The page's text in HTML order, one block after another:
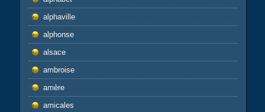
alphaville
alphonse
alsace
ambroise
amère
amicales